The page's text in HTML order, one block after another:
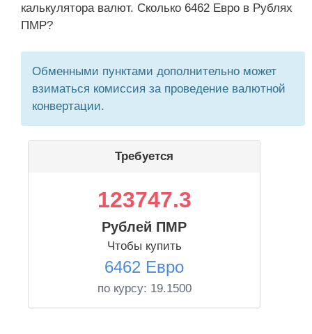
калькулятора валют. Сколько 6462 Евро в Рублях
ПМР?
Обменными пунктами дополнительно может
взиматься комиссия за проведение валютной
конвертации.
Требуется
123747.3
Рублей ПМР
Чтобы купить
6462 Евро
по курсу: 19.1500